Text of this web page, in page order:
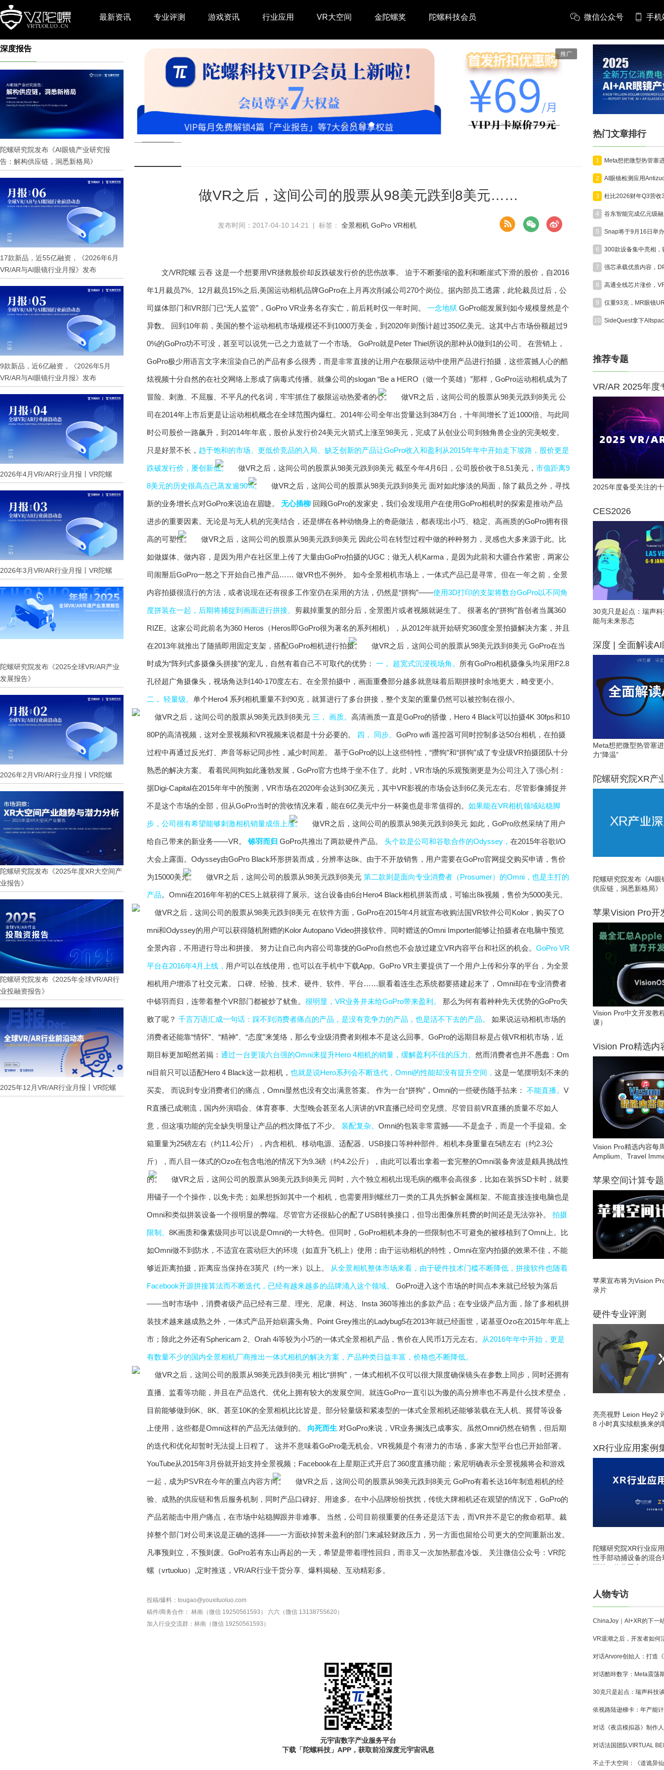
最新资讯 专业评测 游戏资讯 行业应用 VR大空间 金陀螺奖 陀螺科技会员 微信公众号 手机
深度报告
陀螺研究院发布《AI眼镜产业研究报
告：解构供应链，洞悉新格局》
17款新品，近55亿融资，《2026年6月
VR/AR与AI眼镜行业月报》发布
9款新品，近6亿融资，《2026年5月
VR/AR与AI眼镜行业月报》发布
2026年4月VR/AR行业月报丨VR陀螺
2026年3月VR/AR行业月报丨VR陀螺
陀螺研究院发布《2025全球VR/AR产业
发展报告》
2026年2月VR/AR行业月报丨VR陀螺
陀螺研究院发布《2025年度XR大空间产
业报告》
陀螺研究院发布《2025年全球VR/AR行
业投融资报告》
2025年12月VR/AR行业月报丨VR陀螺
推广
做VR之后，这间公司的股票从98美元跌到8美元……
发布时间：2017-04-10 14:21 | 标签： 全景相机 GoPro VR相机
文/VR陀螺 云吞 这是一个想要用VR拯救股价却反跌破发行价的悲伤故事。 迫于不断萎缩的盈利和断崖式下滑的股价，自2016
年1月裁员7%、12月裁员15%之后,美国运动相机品牌GoPro在上月再次削减公司270个岗位。据内部员工透露，此轮裁员过后，公
司媒体部门和VR部门已“无人监管”，GoPro VR业务名存实亡，前后耗时仅一年时间。 一念地狱 GoPro能发展到如今规模显然是个
异数。 回到10年前，美国的整个运动相机市场规模还不到1000万美金，到2020年则预计超过350亿美元。这其中占市场份额超过9
0%的GoPro功不可没，甚至可以说凭一己之力造就了一个市场。 GoPro就是Peter Thiel所说的那种从0做到1的公司。 在营销上，
GoPro极少用语言文字来渲染自己的产品有多么很秀，而是非常直接的让用户在极限运动中使用产品进行拍摄，这些震撼人心的酷
炫视频十分自然的在社交网络上形成了病毒式传播。就像公司的slogan “Be a HERO（做一个英雄）”那样，GoPro运动相机成为了
冒险、刺激、不屈服、不平凡的代名词，牢牢抓住了极限运动热爱者的心。 公
司在2014年上市后更是让运动相机概念在全球范围内爆红。2014年公司全年出货量达到384万台，十年间增长了近1000倍。与此同
时公司股价一路飙升，到2014年年底，股价从发行价24美元火箭式上涨至98美元，完成了从创业公司到独角兽企业的完美蜕变。
只是好景不长， 趋于饱和的市场、更低价竞品的入局、缺乏创新的产品让GoPro收入和盈利从2015年年中开始走下坡路，股价更是
跌破发行价，屡创新低。 截至今年4月6日，公司股价收于8.51美元， 市值距离9
8美元的历史很高点已蒸发逾90%。 面对如此惨淡的局面，除了裁员之外，寻找
新的业务增长点对GoPro来说迫在眉睫。 无心插柳 回顾GoPro的发家史，我们会发现用户在使用GoPro相机时的探索是推动产品
进步的重要因素。无论是与无人机的完美结合，还是绑在各种动物身上的奇葩做法，都表现出小巧、稳定、高画质的GoPro拥有很
高的可塑性。 因此公司在转型过程中做的种种努力，灵感也大多来源于此。比
如做媒体、做内容，是因为用户在社区里上传了大量由GoPro拍摄的UGC；做无人机Karma，是因为此前和大疆合作紧密，两家公
司闹掰后GoPro一怒之下开始自己推产品…… 做VR也不例外。 如今全景相机市场上，一体式产品已是寻常。但在一年之前，全景
内容拍摄很流行的方法，或者说现在还有很多工作室仍在采用的方法，仍然是“拼狗”——使用3D打印的支架将数台GoPro以不同角
度拼装在一起，后期将捕捉到画面进行拼接。 剪裁掉重复的部分后，全景图片或者视频就诞生了。 很著名的“拼狗”首创者当属360
RIZE。这家公司此前名为360 Heros（Heros即GoPro很为著名的系列相机），从2012年就开始研究360度全景拍摄解决方案，并且
在2013年就推出了随插即用固定支架，搭配GoPro相机进行拍摄。 GoPro在当
时成为“阵列式多摄像头拼接”的宠儿，自然有着自己不可取代的优势： 一， 超宽式沉浸视场角。 所有GoPro相机摄像头均采用F2.8
孔径超广角摄像头，视场角达到140-170度左右。在全景拍摄中，画面重叠部分越多就意味着后期拼接时余地更大，畸变更小。
二， 轻量级。 单个Hero4 系列相机重量不到90克，就算进行了多台拼接，整个支架的重量仍然可以被控制在很小。
三， 画质。 高清画质一直是GoPro的骄傲，Hero 4 Black可以拍摄4K 30fps和10
80P的高清视频，这对全景视频和VR视频来说都是十分必要的。 四， 同步。 GoPro wifi 遥控器可同时控制多达50台相机，在拍摄
过程中再通过反光灯、声音等标记同步性，减少时间差。 基于GoPro的以上这些特性，“攒狗”和“拼狗”成了专业级VR拍摄团队十分
熟悉的解决方案。 看着民间狗如此蓬勃发展，GoPro官方也终于坐不住了。此时，VR市场的乐观预测更是为公司注入了强心剂：
据Digi-Capital在2015年年中的预测，VR市场在2020年会达到30亿美元，其中VR影视的市场会达到6亿美元左右。尽管影像捕捉并
不是这个市场的全部，但从GoPro当时的营收情况来看，能在6亿美元中分一杯羹也是非常值得的。 如果能在VR相机领域站稳脚
步，公司很有希望能够刺激相机销量成倍上涨。 如此，GoPro欣然采纳了用户
给自己带来的新业务——VR。铩羽而归 GoPro共推出了两款硬件产品。 头个款是公司和谷歌合作的Odyssey， 在2015年谷歌I/O
大会上露面。Odyssey由GoPro Black环形拼装而成，分辨率达8k。由于不开放销售，用户需要在GoPro官网提交购买申请，售价
为15000美元。 第二款则是面向专业消费者（Prosumer）的Omni，也是主打的
产品。Omni在2016年年初的CES上就获得了展示。这台设备由6台Hero4 Black相机拼装而成，可输出8k视频，售价为5000美元。
在软件方面，GoPro在2015年4月就宣布收购法国VR软件公司Kolor，购买了O
mni和Odyssey的用户可以获得随机附赠的Kolor Autopano Video拼接软件。同时赠送的Omni Importer能够让拍摄者在电脑中预览
全景内容，不用进行导出和拼接。 努力让自己向内容公司靠拢的GoPro自然也不会放过建立VR内容平台和社区的机会。 GoPro VR
平台在2016年4月上线， 用户可以在线使用，也可以在手机中下载App。GoPro VR主要提供了一个用户上传和分享的平台，为全景
相机用户增添了社交元素。 口碑、经验、技术、硬件、软件、平台……眼看着连生态系统都要搭建起来了，Omni却在专业消费者
中铩羽而归，连带着整个VR部门都被炒了鱿鱼。 很明显，VR业务并未给GoPro带来盈利。 那么为何有着种种先天优势的GoPro失
败了呢？ 千言万语汇成一句话：踩不到消费者痛点的产品，是没有竞争力的产品，也是活不下去的产品。 如果说运动相机市场的
消费者还能靠“情怀”、“精神”、“态度”来笼络，那么专业级消费者则根本不是这么回事。GoPro的远期目标是占领VR相机市场，近
期目标更加昭然若揭： 通过一台更顶六台强的Omni来提升Hero 4相机的销量，缓解盈利不佳的压力。 然而消费者也并不愚蠢：Om
ni目前只可以适配Hero 4 Black这一款相机， 也就是说Hero系列会不断迭代，Omni的性能却没有提升空间， 这是一笔摆明划不来的
买卖。 而说到专业消费者们的痛点，Omni显然也没有交出满意答案。 作为一台“拼狗”，Omni的一些硬伤随手拈来： 不能直播。 V
R直播已成潮流，国内外演唱会、体育赛事、大型晚会甚至名人演讲的VR直播已经司空见惯。尽管目前VR直播的质量不尽如人
意，但这项功能的完全缺失明显让产品的档次降低了不少。 装配复杂。 Omni的包装非常震撼——不是盒子，而是一个手提箱。全
箱重量为25磅左右（约11.4公斤），内含相机、移动电源、适配器、USB接口等种种部件。相机本身重量在5磅左右（约2.3公
斤），而八目一体式的Ozo在包含电池的情况下为9.3磅（约4.2公斤），由此可以看出拿着一套完整的Omni装备奔波是颇具挑战性
的。 同时，六个独立相机出现毛病的概率会高很多，比如在装拆SD卡时，就要
用镊子一个个操作，以免卡壳；如果想拆卸其中一个相机，也需要用到螺丝刀一类的工具先拆解金属框架。不能直接连接电脑也是
Omni和类似拼装设备一个很明显的弊端。尽管官方还很贴心的配了USB转换接口，但导出图像所耗费的时间还是无法弥补。 拍摄
限制。 8K画质和像素级同步可以说是Omni的一大特色。但同时，GoPro相机本身的一些限制也不可避免的被移植到了Omni上。比
如Omni做不到防水，不适宜在震动巨大的环境（如直升飞机上）使用；由于运动相机的特性，Omni在室内拍摄的效果不佳，不能
够近距离拍摄，距离应当保持在3英尺（约一米）以上。 从全景相机整体市场来看，由于硬件技术门槛不断降低，拼接软件也随着
Facebook开源拼接算法而不断迭代，已经有越来越多的品牌涌入这个领域。 GoPro进入这个市场的时间点本来就已经较为落后
——当时市场中，消费者级产品已经有三星、理光、尼康、柯达、Insta 360等推出的多款产品；在专业级产品方面，除了多相机拼
装技术越来越成熟之外，一体式产品开始崭露头角。Point Grey推出的Ladybug5在2013年就已经面世，诺基亚Ozo在2015年年底上
市；除此之外还有Sphericam 2、Orah 4i等较为小巧的一体式全景相机产品，售价在人民币1万元左右。 从2016年年中开始，更是
有数量不少的国内全景相机厂商推出一体式相机的解决方案，产品种类日益丰富，价格也不断降低。
相比“拼狗”，一体式相机不仅可以很大限度确保镜头在参数上同步，同时还拥有
直播、监看等功能，并且在产品迭代、优化上拥有较大的发展空间。就连GoPro一直引以为傲的高分辨率也不再是什么技术壁垒，
目前能够做到6K、8K、甚至10K的全景相机比比皆是。部分轻量级和紧凑型的一体式全景相机还能够装载在无人机、摇臂等设备
上使用，这些都是Omni这样的产品无法做到的。 向死而生 对GoPro来说，VR业务搁浅已成事实。虽然Omni仍然在销售，但后期
的迭代和优化却暂时无法提上日程了。 这并不意味着GoPro毫无机会。VR视频是个有潜力的市场，多家大型平台也已开始部署。
YouTube从2015年3月份就开始支持全景视频；Facebook在上星期正式开启了360度直播功能；索尼明确表示全景视频将会和游戏
一起，成为PSVR在今年的重点内容方向。 GoPro有着长达16年制造相机的经
验、成熟的供应链和售后服务机制，同时产品口碑好、用途多。在中小品牌纷纷扰扰，传统大牌相机还在观望的情况下，GoPro的
产品若能击中用户痛点，在市场中站稳脚跟并非难事。 当然，公司目前很重要的任务还是活下去，而VR并不是它的救命稻草。裁
掉整个部门对公司来说是正确的选择——一方面砍掉暂未盈利的部门来减轻财政压力，另一方面也留给公司更大的空间重新出发。
凡事预则立，不预则废。GoPro若有东山再起的一天，希望是带着理性回归，而非又一次加热那盘冷饭。 关注微信公众号：VR陀
螺（vrtuoluo）,定时推送，VR/AR行业干货分享、爆料揭秘、互动精彩多。
投稿/爆料：tougao@youxituoluo.com
稿件/商务合作： 林南（微信 19250561593）
六六（微信 13138755620）
加入行业交流群： 林南（微信 19250561593）
元宇宙数字产业服务平台
下载「陀螺科技」APP，获取前沿深度元宇宙讯息
热门文章排行
1
2
3
4
5
6
7
8
9
10
推荐专题
VR/AR 2025年度
2025年度备受关注的
CES2026
30克只是起点：瑞声
能与未来形态
深度 | 全面解读AI
Meta想把微型热管塞
力“降温”
陀螺研究院XR产
陀螺研究院发布《AI
供应链，洞悉新格局》
苹果Vision Pro开
Vision Pro中文开发教
课）
Vision Pro精选内
Vision Pro精选内容每
Amplium、Travel
苹果空间计算专题
苹果宣布将为Vision
录片
硬件专业评测
亮亮视野 Leion Hey2
8 小时真实续航换来的
XR行业应用案例
陀螺研究院XR行业应
性手部动捕设备的混
训练一体化平台
人物专访